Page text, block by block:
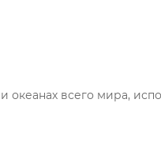
всего мира,